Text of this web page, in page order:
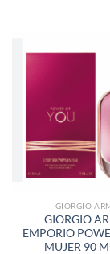
GIORGIO
GIORGIO
EMPORIO
MUJER 90